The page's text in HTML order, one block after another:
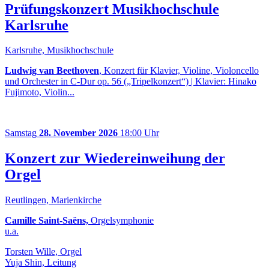
Prüfungskonzert Musikhochschule
Karlsruhe
Karlsruhe, Musikhochschule
Ludwig van Beethoven, Konzert für Klavier, Violine, Violoncello
und Orchester in C-Dur op. 56 („Tripelkonzert“) | Klavier: Hinako
Fujimoto, Violin...
Samstag 28. November 2026 18:00 Uhr
Konzert zur Wiedereinweihung der
Orgel
Reutlingen, Marienkirche
Camille Saint-Saëns, Orgelsymphonie
u.a.
Torsten Wille, Orgel
Yuja Shin, Leitung